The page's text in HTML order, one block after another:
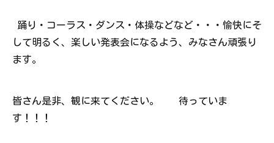
踊り・コーラス・ダンス・体操などなど・・・愉快にそ
して明るく、楽しい発表会になるよう、みなさん頑張り
ます。
皆さん是非、観に来てください。 待っていま
す！！！